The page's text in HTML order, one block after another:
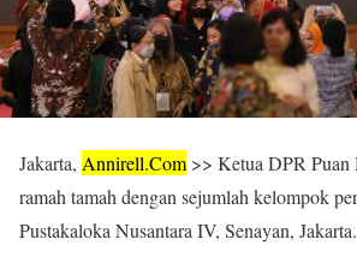
Jakarta, Annirell.Com >> Ketua DPR Puan
ramah tamah dengan sejumlah kelompok
Pustakaloka Nusantara IV, Senayan, Jakarta.